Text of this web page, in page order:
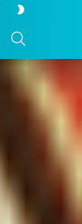
Facebook